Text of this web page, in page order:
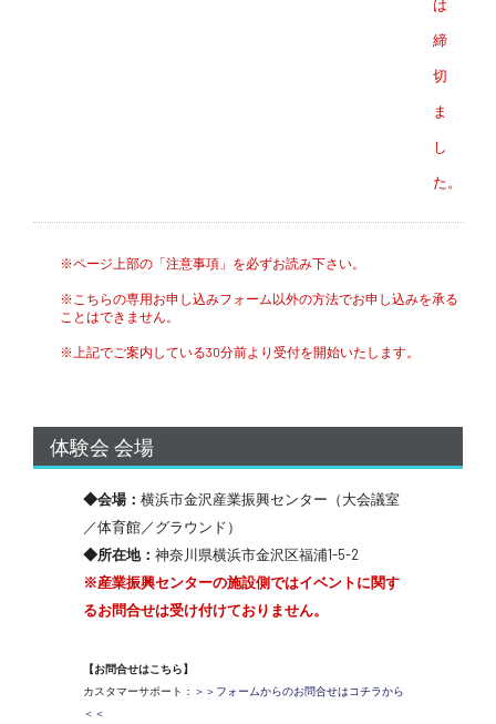
は
締
切
ま
し
た。
※ページ上部の「注意事項」を必ずお読み下さい。
※こちらの専用お申し込みフォーム以外の方法でお申し込みを承る
ことはできません。
※上記でご案内している30分前より受付を開始いたします。
体験会 会場
◆会場： 横浜市金沢産業振興センター（大会議室
／体育館／グラウンド）
◆所在地： 神奈川県横浜市金沢区福浦1-5-2
※産業振興センターの施設側ではイベントに関す
るお問合せは受け付けておりません。
【お問合せはこちら】
カスタマーサポート： ＞＞フォームからのお問合せはコチラから
＜＜